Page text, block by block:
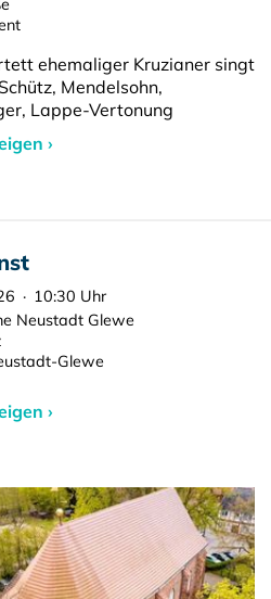
ehemaliger Kruzianer singt
Mendelsohn,
Lappe-Vertonung
›
· 10:30 Uhr
Neustadt Glewe
Glewe
›